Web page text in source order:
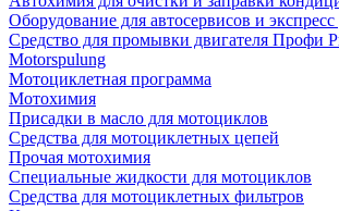
Оборудование для автосервисов и экспресс
Средство для промывки двигателя Профи
Motorspulung
Мотоциклетная программа
Мотохимия
Присадки в масло для мотоциклов
Средства для мотоциклетных цепей
Прочая мотохимия
Специальные жидкости для мотоциклов
Средства для мотоциклетных фильтров